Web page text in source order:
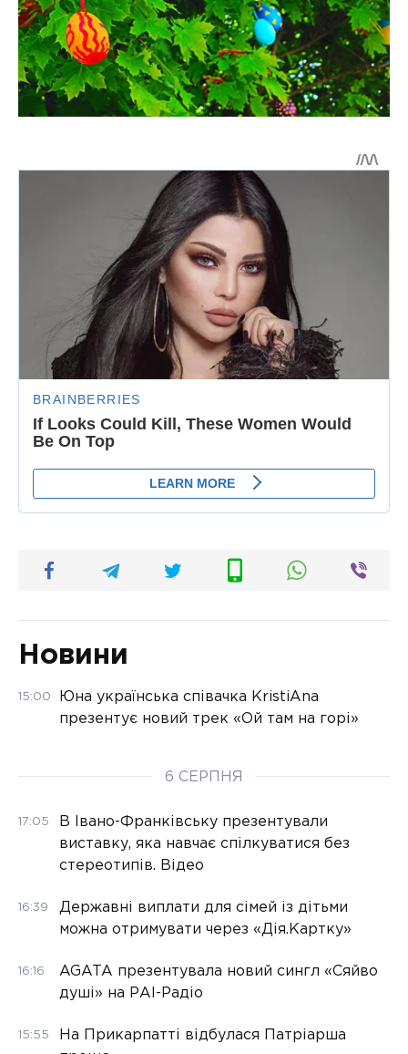
Новини
15:00
Юна українська співачка KristiAna
презентує новий трек «Ой там на горі»
6 СЕРПНЯ
17:05
В Івано-Франківську презентували
виставку, яка навчає спілкуватися без
стереотипів. Відео
16:39
Державні виплати для сімей із дітьми
можна отримувати через «Дія.Картку»
16:16
AGATA презентувала новий сингл «Сяйво
душі» на РАІ-Радіо
15:55
На Прикарпатті відбулася Патріарша